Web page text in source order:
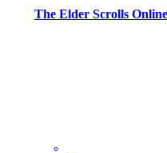
The Elder Scrolls